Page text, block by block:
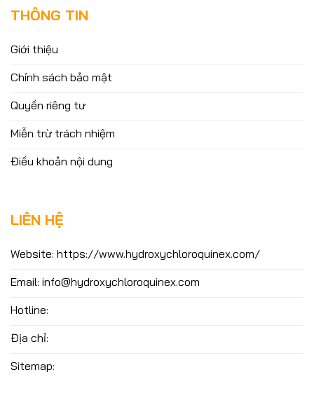
THÔNG TIN
Giới thiệu
Chính sách bảo mật
Quyền riêng tư
Miễn trừ trách nhiệm
Điều khoản nội dung
LIÊN HỆ
Website: https://www.hydroxychloroquinex.com/
Email: info@hydroxychloroquinex.com
Hotline:
Địa chỉ:
Sitemap: